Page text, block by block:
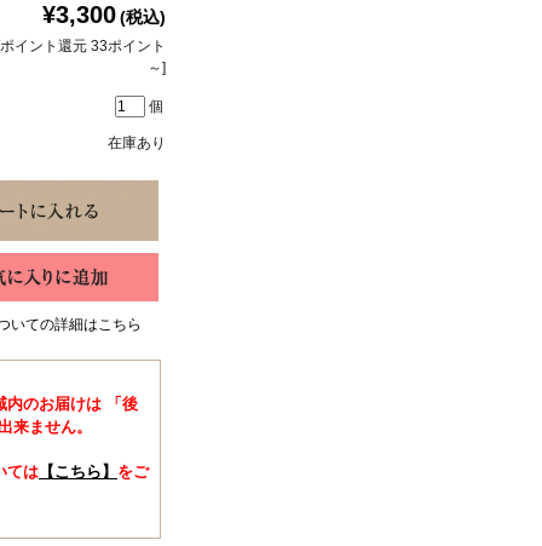
¥3,300(税込)
イント還元 33ポイント
～]
個
在庫あり
いての詳細はこちら
内のお届けは 「後
来ません。
ては 【こちら】 をご